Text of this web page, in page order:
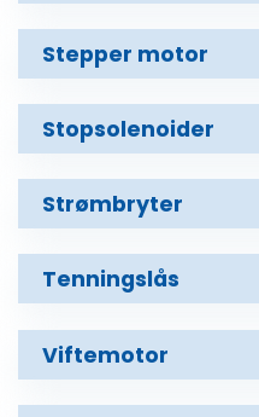
Stepper motor
Stopsolenoider
Strømbryter
Tenningslås
Viftemotor